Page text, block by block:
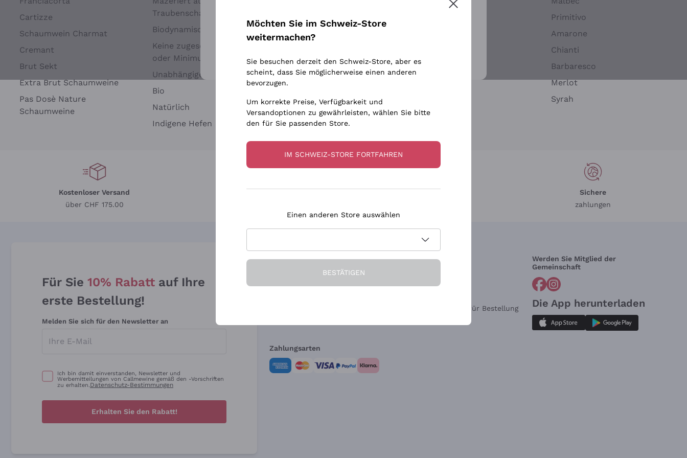
Cartizze
Schaumwein Charmat
Cremant
Brut Sekt
Extra Brut Schaumweine
Pas Dosè Nature
Schaumweine
Traubenschalen
Biodynamisch
Keine zugesetzten Sulfite
oder Minimum
Unabhängige Weinbauern
Bio
Natürlich
Indigene Hefen
Biondi Santi
Argiolas
Zenato
Ca' dei Frati
Chardonnay
Primitivo
Amarone
Chianti
Barbaresco
Merlot
Syrah
Kostenloser Versand
über CHF 175.00
Sichere
zahlungen
Für Sie 10% Rabatt auf Ihre
erste Bestellung!
Melden Sie sich für den Newsletter an
Ich bin damit einverstanden, Newsletter und
Werbemitteilungen von Callmewine gemäß den -Vorschriften
zu erhalten.Datenschutz-Bestimmungen
Erhalten Sie den Rabatt!
Die Firma Brauchen Sie Hilfe?
Widerrufsformular für Bestellung
Werden Sie Mitglied der
Gemeinschaft
Die App herunterladen
Zahlungsarten
Weitere Informationen finden Sie in unserem Datenschutz-Bestimmungen
Möchten Sie im Schweiz-Store
weitermachen?
Sie besuchen derzeit den Schweiz-Store, aber es
scheint, dass Sie möglicherweise einen anderen
bevorzugen.
Um korrekte Preise, Verfügbarkeit und
Versandoptionen zu gewährleisten, wählen Sie bitte
den für Sie passenden Store.
IM SCHWEIZ-STORE FORTFAHREN
Einen anderen Store auswählen
BESTÄTIGEN